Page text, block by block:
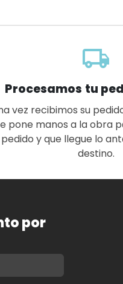
local_shipping
Procesamos tu
vez recibimos su
pone manos a la obra
pedido y que llegue lo
destino.
por